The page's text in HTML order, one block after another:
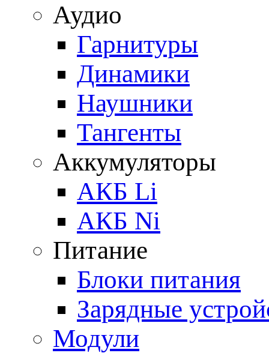
Аудио
Гарнитуры
Динамики
Наушники
Тангенты
Аккумуляторы
АКБ Li
АКБ Ni
Питание
Блоки питания
Зарядные
Модули